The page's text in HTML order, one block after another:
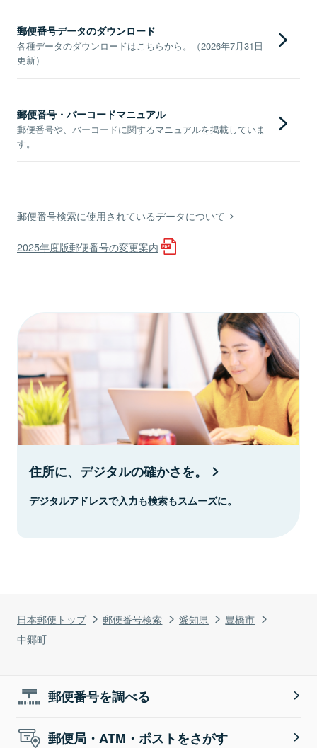
日本郵便トップ 郵便番号検索 愛知県
豊橋市
中郷町
郵便番号データのダウンロード
各種データのダウンロードはこちらから。（2026年7月31日
更新）
郵便番号・バーコードマニュアル
郵便番号や、バーコードに関するマニュアルを掲載していま
す。
郵便番号検索に使用されているデータについて
2025年度版郵便番号の変更案内
住所に、デジタルの確かさを。
デジタルアドレスで入力も検索もスムーズに。
郵便番号を調べる
郵便局・ATM・ポストをさがす